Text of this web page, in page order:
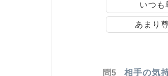
いつも
あまり
問5 相手の気